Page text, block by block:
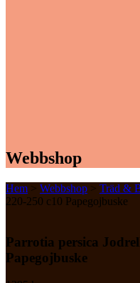
Webbshop
Hem > Webbshop > Träd &
220-250 c10 Papegojbuske
Parrotia persica
Papegojbuske